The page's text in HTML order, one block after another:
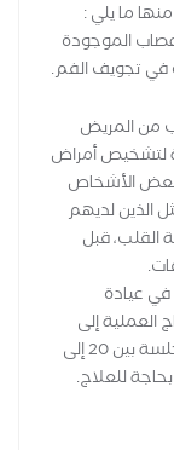
ما يلي :
الموجودة
في تجويف الفم.
من المريض
لتشخيص أمراض
لبعض الأشخاص
الذين لديهم
القلب، قبل
عيادة
إلى
أكثر من جلسة واحدة، حيث تتراوح مدة كل جلسة بين 20 إلى
للعلاج.